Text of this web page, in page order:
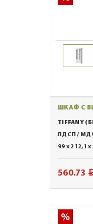
ШКАФ С
TIFFANY
ЛДСП / МДФ
99 x 212,1
560.73